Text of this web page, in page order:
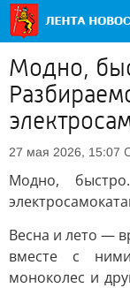
Модно,
27 мая 2026, 15:07
Модно,
Весна и лето —
вместе с
моноколес и